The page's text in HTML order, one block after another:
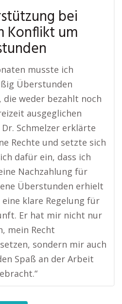
bei
Konflikt um
musste ich
Überstunden
die weder bezahlt noch
ausgeglichen
Schmelzer erklärte
Rechte und setzte sich
dafür ein, dass ich
Nachzahlung für
Überstunden erhielt
eine klare Regelung für
Er hat mir nicht nur
mein Recht
sondern mir auch
Spaß an der Arbeit